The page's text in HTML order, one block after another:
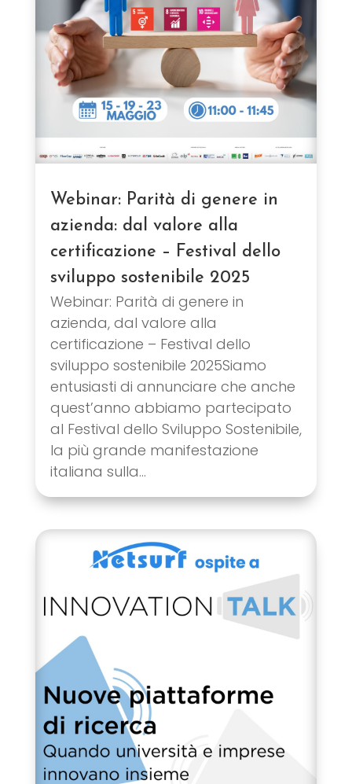
Webinar: Parità di genere in
azienda: dal valore alla
certificazione – Festival dello
sviluppo sostenibile 2025
Webinar: Parità di genere in
azienda, dal valore alla
certificazione – Festival dello
sviluppo sostenibile 2025Siamo
entusiasti di annunciare che anche
quest’anno abbiamo partecipato
al Festival dello Sviluppo Sostenibile,
la più grande manifestazione
italiana sulla...